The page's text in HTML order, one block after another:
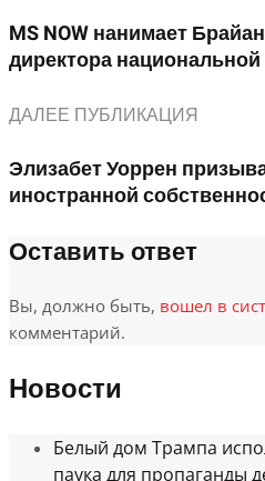
MS NOW нанимает
директора
ДАЛЕЕ ПУБЛИКАЦИЯ
Элизабет Уоррен
иностранной
Оставить ответ
Вы, должно быть, вошел в
комментарий.
Новости
Белый дом Трампа
паука для пропаганды